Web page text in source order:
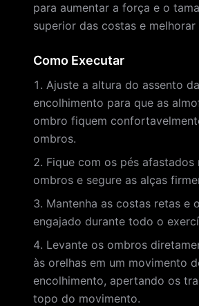
para aumentar a força e o
superior das costas e melhorar
Como Executar
Ajuste a altura do assento
encolhimento para que as
ombro fiquem
ombros.
Fique com os pés afastados
ombros e segure as alças
Mantenha as costas retas e
engajado durante todo o
Levante os ombros
às orelhas em um movimento
encolhimento, apertando os
topo do movimento.